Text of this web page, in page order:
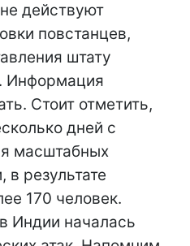
действуют
повстанцев,
штату
Информация
Стоит отметить,
дней с
масштабных
в результате
170 человек.
Индии началась